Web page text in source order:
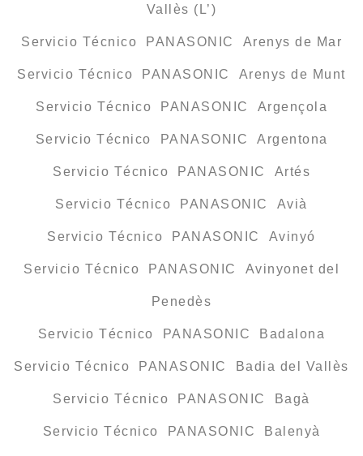
Vallès (L’)
Servicio Técnico PANASONIC Arenys de Mar
Servicio Técnico PANASONIC Arenys de Munt
Servicio Técnico PANASONIC Argençola
Servicio Técnico PANASONIC Argentona
Servicio Técnico PANASONIC Artés
Servicio Técnico PANASONIC Avià
Servicio Técnico PANASONIC Avinyó
Servicio Técnico PANASONIC Avinyonet del
Penedès
Servicio Técnico PANASONIC Badalona
Servicio Técnico PANASONIC Badia del Vallès
Servicio Técnico PANASONIC Bagà
Servicio Técnico PANASONIC Balenyà